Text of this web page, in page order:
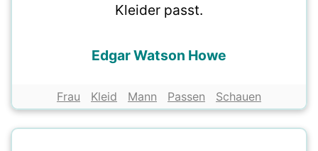
Kleider passt.
Edgar Watson Howe
Frau Kleid Mann Passen Schauen